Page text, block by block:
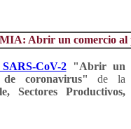
Abrir un comercio al
CoV-2
"Abrir un
coronavirus"
de la
Sectores Productivos,